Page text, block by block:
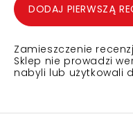
DODAJ PIERWSZĄ
Zamieszczenie
Sklep nie prowadzi
nabyli lub użytkowali